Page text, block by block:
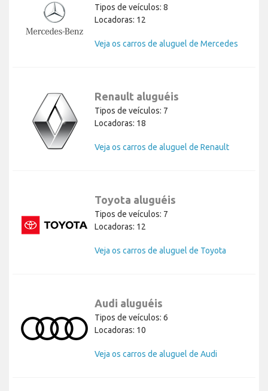
Tipos de veículos: 8
Locadoras: 12
Veja os carros de aluguel de Mercedes
Renault aluguéis
Tipos de veículos: 7
Locadoras: 18
Veja os carros de aluguel de Renault
Toyota aluguéis
Tipos de veículos: 7
Locadoras: 12
Veja os carros de aluguel de Toyota
Audi aluguéis
Tipos de veículos: 6
Locadoras: 10
Veja os carros de aluguel de Audi